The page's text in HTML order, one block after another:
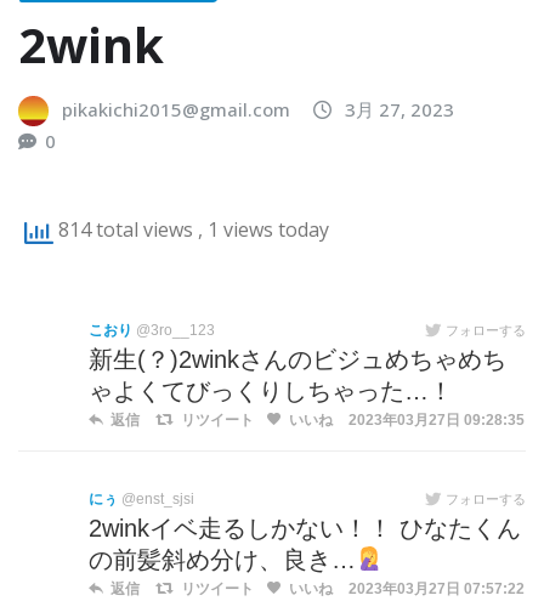
2wink
pikakichi2015@gmail.com
3月 27, 2023
0
814 total views , 1 views today
こおり @3ro__123 フォローする
新生(？)2winkさんのビジュめちゃめち
ゃよくてびっくりしちゃった…！
返信 リツイート いいね 2023年03月27日 09:28:35
にぅ @enst_sjsi フォローする
2winkイベ走るしかない！！ ひなたくん
の前髪斜め分け、良き…
返信 リツイート いいね 2023年03月27日 07:57:22